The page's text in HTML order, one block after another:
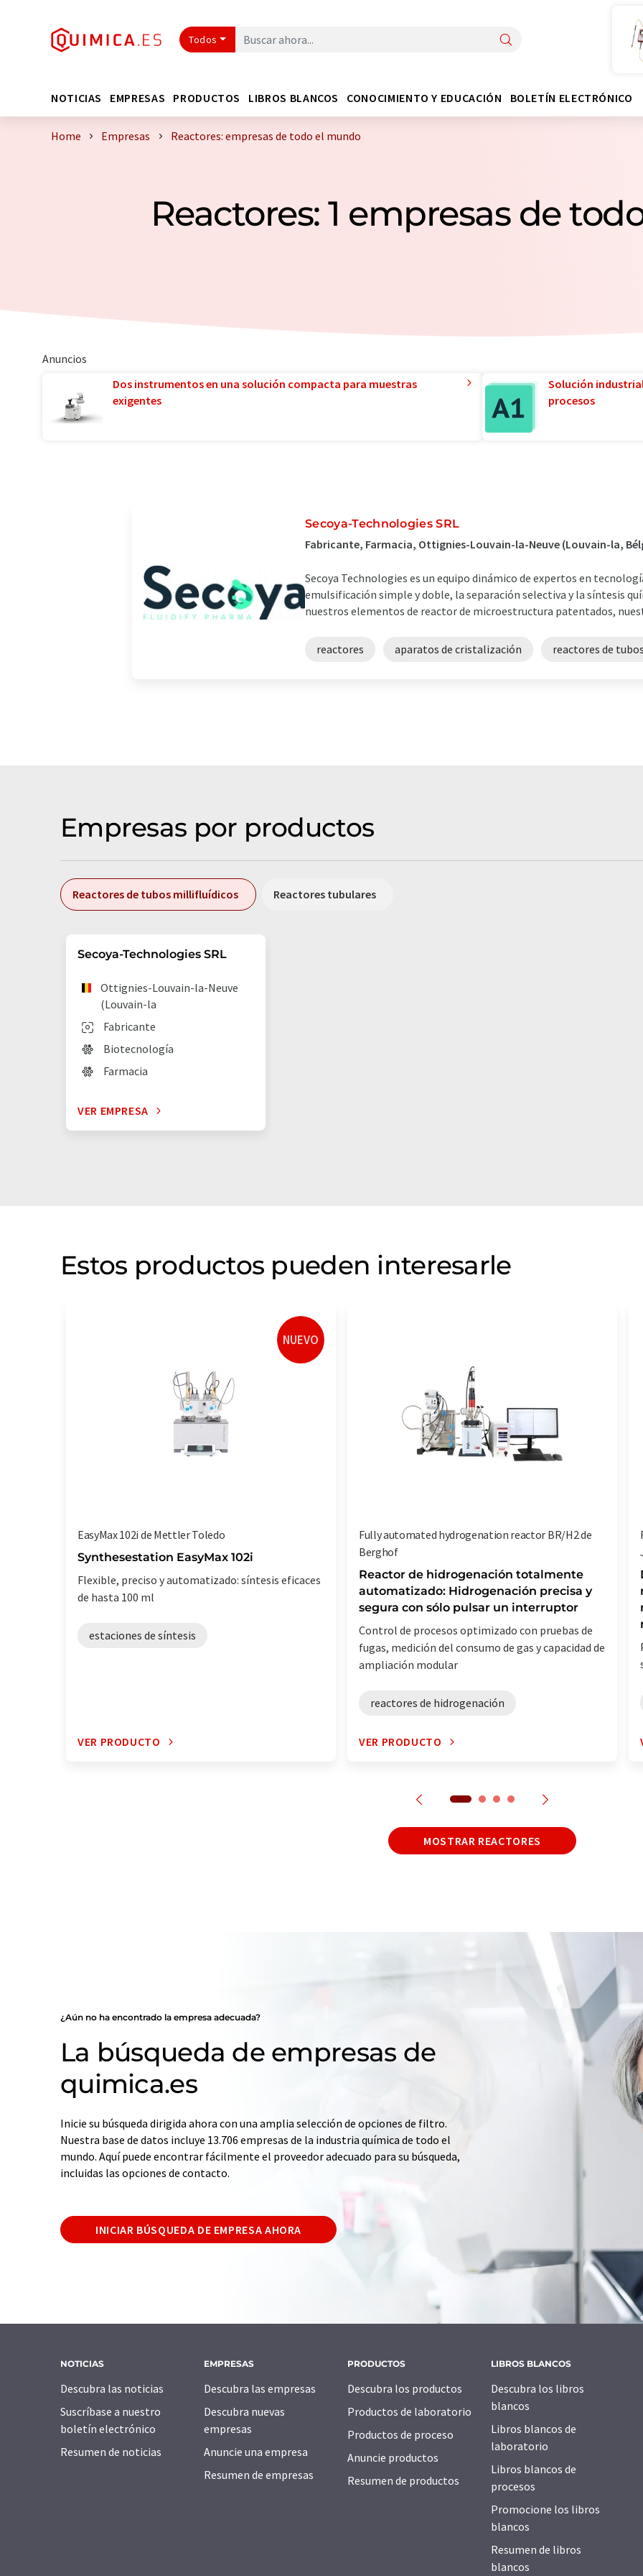
Todos
NOTICIAS EMPRESAS PRODUCTOS LIBROS BLANCOS CONOCIMIENTO Y EDUCACIÓN BOLETÍN ELECTRÓNICO
Home Empresas Reactores: empresas de todo el mundo
Reactores: 1 empresas de
Anuncios
Dos instrumentos en una solución compacta para muestras
exigentes
Solución
procesos
Secoya-Technologies SRL
Fabricante, Farmacia, Ottignies-Louvain-la-Neuve (Louvain-la,
Secoya Technologies es un equipo dinámico de expertos en
emulsificación simple y doble, la separación selectiva y la síntesis
nuestros elementos de reactor de microestructura patentados,
reactores aparatos de cristalización reactores de
Empresas por productos
Reactores de tubos millifluídicos Reactores tubulares
Secoya-Technologies SRL
Fabricante
Ottignies-Louvain-la-Neuve
(Louvain-la
Biotecnología
Farmacia
VER EMPRESA
Estos productos pueden interesarle
NUEVO
EasyMax 102i de Mettler Toledo
Synthesestation EasyMax 102i
Flexible, preciso y automatizado: síntesis eficaces
de hasta 100 ml
estaciones de síntesis
VER PRODUCTO
Fully automated hydrogenation reactor BR/H2 de
Berghof
Reactor de hidrogenación totalmente
automatizado: Hidrogenación precisa y
segura con sólo pulsar un interruptor
Control de procesos optimizado con pruebas de
fugas, medición del consumo de gas y capacidad de
ampliación modular
reactores de hidrogenación
VER PRODUCTO
MOSTRAR REACTORES
¿Aún no ha encontrado la empresa adecuada?
La búsqueda de empresas de
quimica.es
Inicie su búsqueda dirigida ahora con una amplia selección de opciones de filtro.
Nuestra base de datos incluye 13.706 empresas de la industria química de todo el
mundo. Aquí puede encontrar fácilmente el proveedor adecuado para su búsqueda,
incluidas las opciones de contacto.
INICIAR BÚSQUEDA DE EMPRESA AHORA
NOTICIAS
Descubra las noticias
Suscríbase a nuestro
boletín electrónico
Resumen de noticias
EMPRESAS
Descubra las empresas
Descubra nuevas
empresas
Anuncie una empresa
Resumen de empresas
PRODUCTOS
Descubra los productos
Productos de laboratorio
Productos de proceso
Anuncie productos
Resumen de productos
LIBROS BLANCOS
Descubra los libros
blancos
Libros blancos de
laboratorio
Libros blancos de
procesos
Promocione los libros
blancos
Resumen de libros
blancos